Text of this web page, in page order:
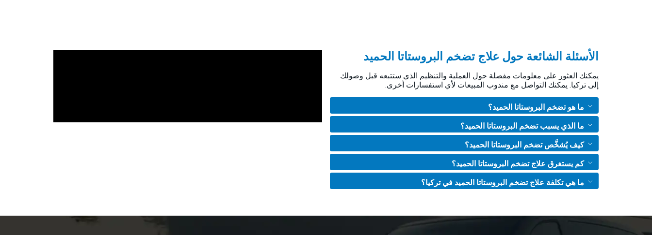
الأسئلة الشائعة حول علاج تضخم البروستاتا الحميد
يمكنك العثور على معلومات مفصلة حول العملية والتنظيم الذي ستتبعه قبل وصولك
إلى تركيا. يمكنك التواصل مع مندوب المبيعات لأي استفسارات أخرى.
ما هو تضخم البروستاتا الحميد؟
ما الذي يسبب تضخم البروستاتا الحميد؟
كيف يُشخَّص تضخم البروستاتا الحميد؟
كم يستغرق علاج تضخم البروستاتا الحميد؟
ما هي تكلفة علاج تضخم البروستاتا الحميد في تركيا؟